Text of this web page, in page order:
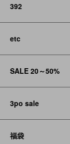
392
etc
SALE 20～50%
3po sale
福袋